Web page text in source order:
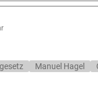
Manuel Hagel